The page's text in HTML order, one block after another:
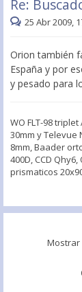
Re:
25 Abr 2009,
Orion también
España y por
y pesado para
WO FLT-98
30mm y Televue
8mm, Baader
400D, CCD
prismaticos
Mostrar